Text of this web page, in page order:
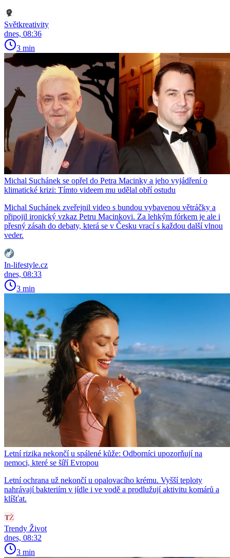
Světkreativity
dnes, 08:36
3 min
Michal Suchánek se opřel do Petra Macinky a jeho vyjádření o
klimatické krizi: Tímto videem mu udělal obří ostudu
Michal Suchánek zveřejnil video s bundou vybavenou větráčky a
připojil ironický vzkaz Petru Macinkovi. Za lehkým fórkem je ale i
přesný zásah do debaty, která se v Česku vrací s každou další vlnou
veder.
In-lifestyle.cz
dnes, 08:33
3 min
Letní rizika nekončí u spálené kůže: Odborníci upozorňují na
nemoci, které se šíří Evropou
Letní ochrana už nekončí u opalovacího krému. Vyšší teploty
nahrávají bakteriím v jídle i ve vodě a prodlužují aktivitu komárů a
klíšťat.
Trendy Život
dnes, 08:32
3 min